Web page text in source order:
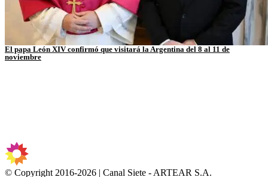
El papa León XIV confirmó que visitará la Argentina del 8 al 11 de
noviembre
© Copyright 2016-2026 | Canal Siete - ARTEAR S.A.